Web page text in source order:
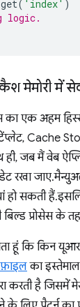
get( 'index' )
logic.
मेमोरी में
का एक अहम
Cache
ही, जब मैं वेब
रखा जाए.
हो सकती हैं.
प्रोसेस के
हूं कि किन
का
करती है जिसमें